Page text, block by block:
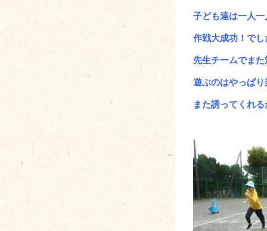
子ども達は一人
作戦大成功！で
先生チームでまた
遊ぶのはやっぱり
また誘ってくれ